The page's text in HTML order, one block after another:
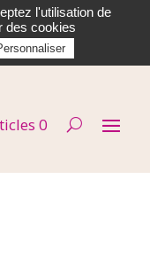
0
l'utilisation de
des cookies